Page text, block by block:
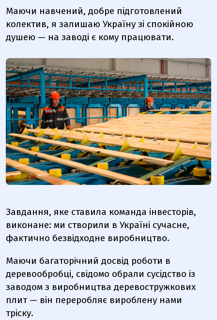
Маючи навчений, добре підготовлений
колектив, я залишаю Україну зі спокійною
душею — на заводі є кому працювати.
Завдання, яке ставила команда інвесторів,
виконане: ми створили в Україні сучасне,
фактично безвідходне виробництво.
Маючи багаторічний досвід роботи в
деревообробці, свідомо обрали сусідство із
заводом з виробництва деревостружкових
плит — він переробляє вироблену нами
тріску.